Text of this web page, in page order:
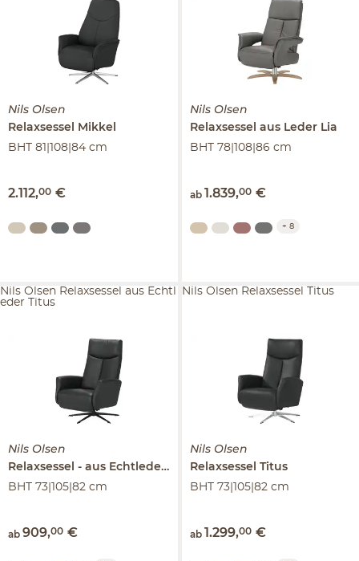
Nils Olsen
Relaxsessel
Mikkel
BHT 81|108|84 cm
2.112,00 €
Nils Olsen
Relaxsessel aus Leder Lia
BHT 78|108|86 cm
ab 1.839,00 €
+ 8
Nils Olsen
Relaxsessel aus Echtleder
Titus
BHT 73|105|82 cm
ab 909,00 €
Nils Olsen Relaxsessel aus Echtl
eder Titus
Nils Olsen
Relaxsessel Titus
BHT 73|105|82 cm
ab 1.299,00 €
Nils Olsen Relaxsessel Titus